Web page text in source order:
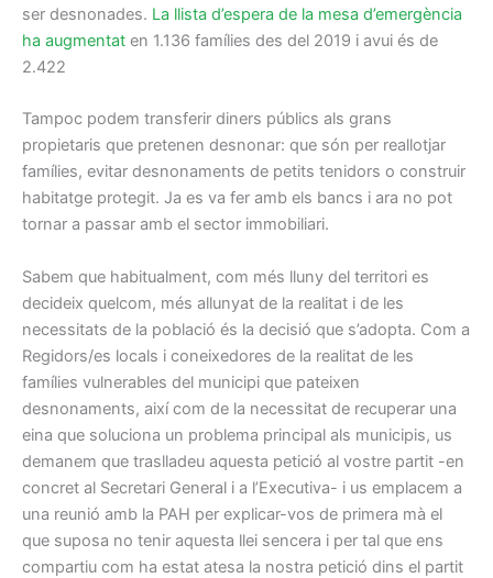
ser desnonades. La llista d’espera de la mesa d’emergència
ha augmentat en 1.136 famílies des del 2019 i avui és de
2.422
Tampoc podem transferir diners públics als grans
propietaris que pretenen desnonar: que són per reallotjar
famílies, evitar desnonaments de petits tenidors o construir
habitatge protegit. Ja es va fer amb els bancs i ara no pot
tornar a passar amb el sector immobiliari.
Sabem que habitualment, com més lluny del territori es
decideix quelcom, més allunyat de la realitat i de les
necessitats de la població és la decisió que s’adopta. Com a
Regidors/es locals i coneixedores de la realitat de les
famílies vulnerables del municipi que pateixen
desnonaments, així com de la necessitat de recuperar una
eina que soluciona un problema principal als municipis, us
demanem que traslladeu aquesta petició al vostre partit -en
concret al Secretari General i a l’Executiva- i us emplacem a
una reunió amb la PAH per explicar-vos de primera mà el
que suposa no tenir aquesta llei sencera i per tal que ens
compartiu com ha estat atesa la nostra petició dins el partit